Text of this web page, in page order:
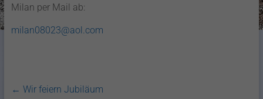
Milan per Mail ab:
milan08023@aol.com
← Wir feiern Jubiläum